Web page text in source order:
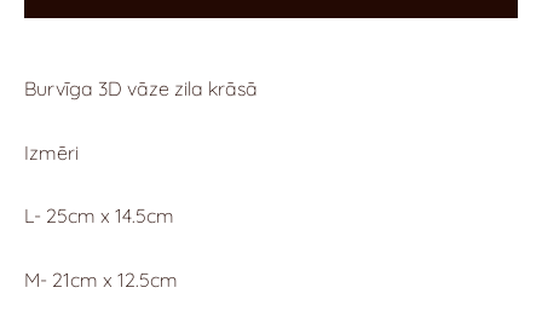
Burvīga 3D vāze zila krāsā
Izmēri
L- 25cm x 14.5cm
M- 21cm x 12.5cm